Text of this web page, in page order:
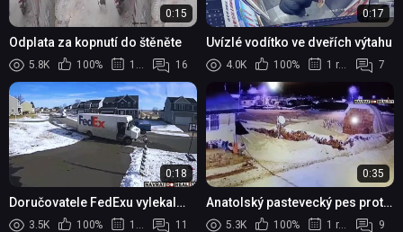
0:15
Odplata za kopnutí do štěněte
5.8K 100% 1 rok 16
0:17
Uvízlé vodítko ve dveřích výtahu
4.0K 100% 1 rok 7
0:18
Doručovatele FedExu vylekal
agresivní pes
3.5K 100% 1 rok 11
0:35
Anatolský pastevecký pes proti
vlčí smečce
5.3K 100% 1 rok 9